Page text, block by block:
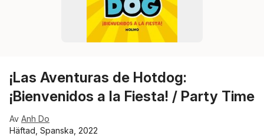
¡Las Aventuras de Hotdog:
¡Bienvenidos a la Fiesta! / Party Time
Av Anh Do
Häftad, Spanska, 2022